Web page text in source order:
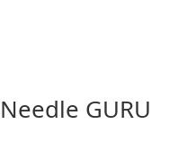
GURU